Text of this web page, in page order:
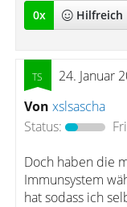
0x Hilfreich
24. Januar
Von xslsascha
Status:
Doch haben die
Immunsystem
hat sodass ich